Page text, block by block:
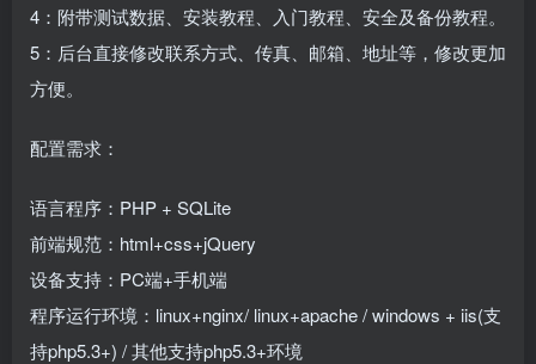
4：附带测试数据、安装教程、入门教程、安全及备份教程。
5：后台直接修改联系方式、传真、邮箱、地址等，修改更加
方便。
配置需求：
语言程序：PHP + SQLite
前端规范：html+css+jQuery
设备支持：PC端+手机端
程序运行环境：linux+nginx/ linux+apache / windows + iis(支
持php5.3+) / 其他支持php5.3+环境